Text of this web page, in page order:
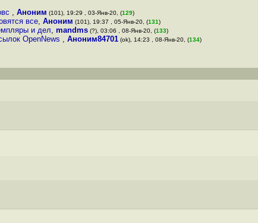
, Аноним (101), 19:29 , 03-Янв-20, (129)
все, Аноним (101), 19:37 , 05-Янв-20, (131)
и дел, mandms (?), 03:06 , 08-Янв-20, (133)
OpenNews , Аноним84701 (ok), 14:23 , 08-Янв-20, (134)